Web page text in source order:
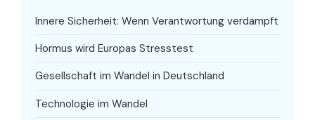
Innere Sicherheit: Wenn Verantwortung verdampft
Hormus wird Europas Stresstest
Gesellschaft im Wandel in Deutschland
Technologie im Wandel